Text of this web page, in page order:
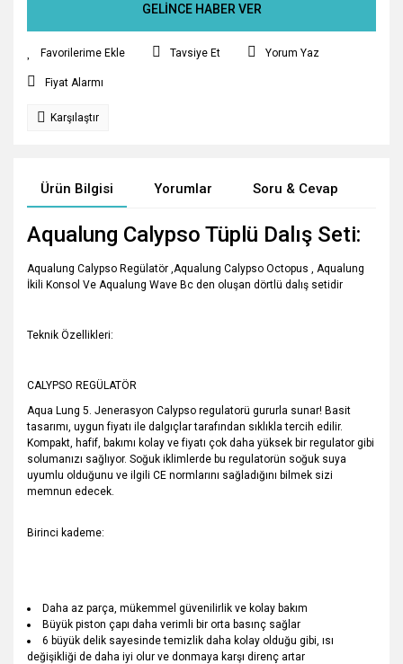
GELİNCE HABER VER
Tavsiye Et Yorum Yaz
Fiyat Alarmı
Karşılaştır
Ürün Bilgisi Yorumlar Soru & Cevap
Aqualung Calypso Tüplü Dalış Seti:
Aqualung Calypso Regülatör ,Aqualung Calypso Octopus , Aqualung
İkili Konsol Ve Aqualung Wave Bc den oluşan dörtlü dalış setidir
Teknik Özellikleri:
CALYPSO REGÜLATÖR
Aqua Lung 5. Jenerasyon Calypso regulatorü gururla sunar! Basit
tasarımı, uygun fiyatı ile dalgıçlar tarafından sıklıkla tercih edilir.
Kompakt, hafif, bakımı kolay ve fiyatı çok daha yüksek bir regulator gibi
solumanızı sağlıyor. Soğuk iklimlerde bu regulatorün soğuk suya
uyumlu olduğunu ve ilgili CE normlarını sağladığını bilmek sizi
memnun edecek.
Birinci kademe:
Daha az parça, mükemmel güvenilirlik ve kolay bakım
Büyük piston çapı daha verimli bir orta basınç sağlar
6 büyük delik sayesinde temizlik daha kolay olduğu gibi, ısı
değişikliği de daha iyi olur ve donmaya karşı direnç artar